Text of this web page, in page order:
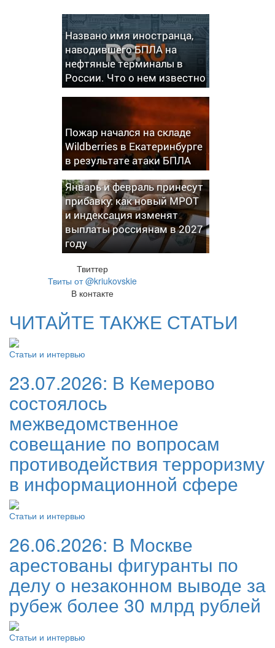
Названо имя иностранца,
наводившего БПЛА на
нефтяные терминалы в
России. Что о нем известно
Пожар начался на складе
Wildberries в Екатеринбурге
в результате атаки БПЛА
Январь и февраль принесут
прибавку: как новый МРОТ
и индексация изменят
выплаты россиянам в 2027
году
Твиттер
Твиты от @kriukovskie
В контакте
ЧИТАЙТЕ ТАКЖЕ СТАТЬИ
Статьи и интервью
23.07.2026: В Кемерово
состоялось
межведомственное
совещание по вопросам
противодействия терроризму
в информационной сфере
Статьи и интервью
26.06.2026: В Москве
арестованы фигуранты по
делу о незаконном выводе за
рубеж более 30 млрд рублей
Статьи и интервью